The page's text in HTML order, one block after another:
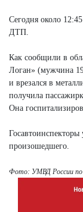
Сегодня около
ДТП.
Как сообщили в
Логан» (мужчина
и врезался в
получила
Она
Госавтоинспекторы
произошедшего.
Фото: УМВД России по